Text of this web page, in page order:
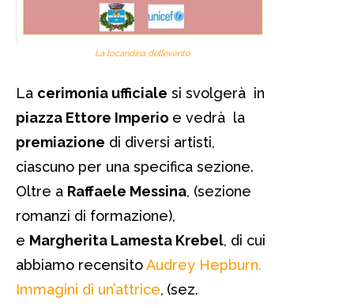
La locandina dell’evento
La cerimonia ufficiale si svolgerà in
piazza Ettore Imperio e vedrà la
premiazione di diversi artisti,
ciascuno per una specifica sezione.
Oltre a Raffaele Messina, (sezione
romanzi di formazione),
e Margherita Lamesta Krebel, di cui
abbiamo recensitoAudrey Hepburn.
Immagini di un’attrice, (sez.